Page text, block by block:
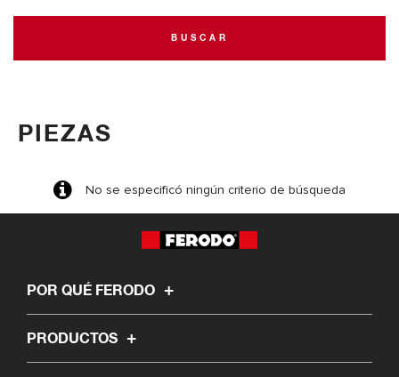
BUSCAR
PIEZAS
No se especificó ningún criterio de búsqueda
POR QUÉ FERODO
PRODUCTOS